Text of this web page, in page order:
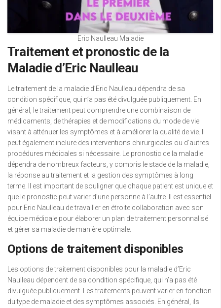
Eric Naulleau Maladie
Traitement et pronostic de la
Maladie d’Eric Naulleau
Le traitement de la maladie d’Eric Naulleau dépendra de sa
condition spécifique, qui n’a pas été divulguée publiquement. En
général, le traitement peut comprendre une combinaison de
médicaments, de thérapies et de modifications du mode de vie
visant à atténuer les symptômes et à améliorer la qualité de vie. Il
peut également inclure des interventions chirurgicales ou d’autres
procédures médicales si nécessaire. Le pronostic de la maladie
dépendra de nombreux facteurs, y compris le stade de la maladie,
la réponse au traitement et la gestion des symptômes à long
terme. Il est important de souligner que chaque patient est unique et
que le pronostic peut varier d’une personne à l’autre. Il est essentiel
pour Eric Naulleau de travailler en étroite collaboration avec son
équipe médicale pour élaborer un plan de traitement personnalisé
et gérer sa maladie de manière optimale.
Options de traitement disponibles
Les options de traitement disponibles pour la maladie d’Eric
Naulleau dépendent de sa condition spécifique, qui n’a pas été
divulguée publiquement. Les traitements peuvent varier en fonction
du type de maladie et des symptômes associés. En général, ils